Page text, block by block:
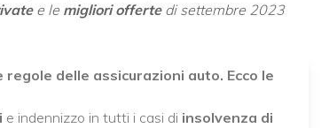
e le migliori offertedi settembre 2023
delle assicurazioni auto. Ecco le
e indennizzo in tutti i casi di insolvenza di